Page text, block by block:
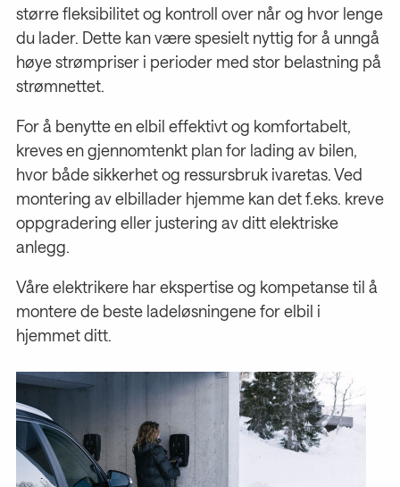
større fleksibilitet og kontroll over når og hvor lenge
du lader. Dette kan være spesielt nyttig for å unngå
høye strømpriser i perioder med stor belastning på
strømnettet.
For å benytte en elbil effektivt og komfortabelt,
kreves en gjennomtenkt plan for lading av bilen,
hvor både sikkerhet og ressursbruk ivaretas. Ved
montering av elbillader hjemme kan det f.eks. kreve
oppgradering eller justering av ditt elektriske
anlegg.
Våre elektrikere har ekspertise og kompetanse til å
montere de beste ladeløsningene for elbil i
hjemmet ditt.